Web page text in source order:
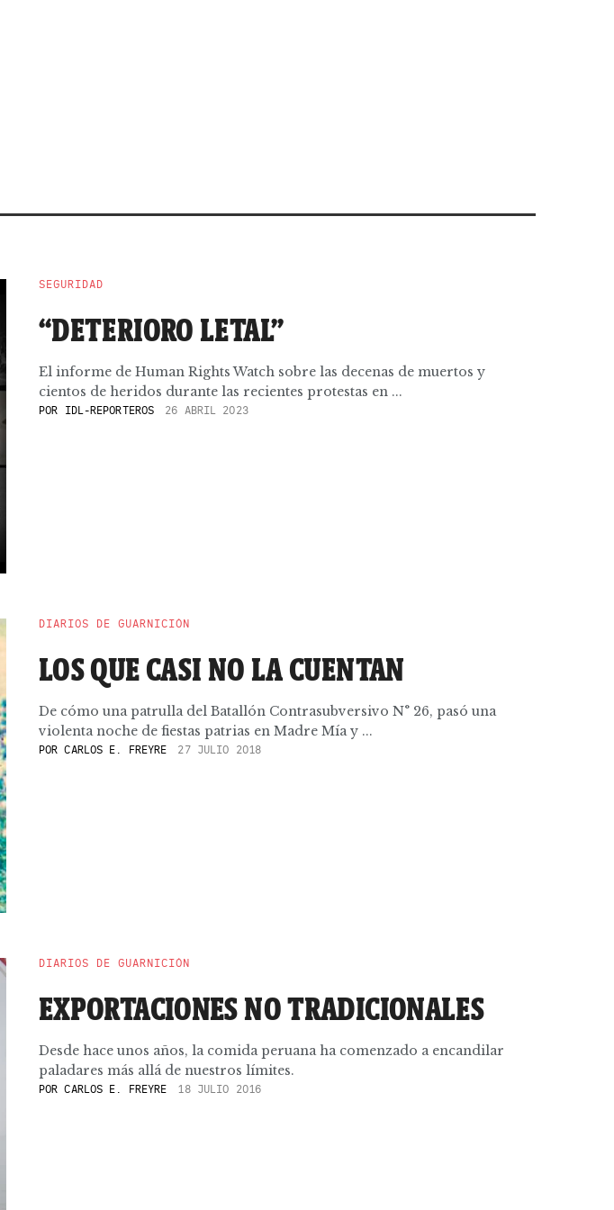
SEGURIDAD
“DETERIORO LETAL”
El informe de Human Rights Watch sobre las decenas de muertos y
cientos de heridos durante las recientes protestas en ...
POR IDL-REPORTEROS 26 ABRIL 2023
DIARIOS DE GUARNICIÓN
LOS QUE CASI NO LA CUENTAN
De cómo una patrulla del Batallón Contrasubversivo N° 26, pasó una
violenta noche de fiestas patrias en Madre Mía y ...
POR CARLOS E. FREYRE 27 JULIO 2018
DIARIOS DE GUARNICIÓN
EXPORTACIONES NO TRADICIONALES
Desde hace unos años, la comida peruana ha comenzado a encandilar
paladares más allá de nuestros límites.
POR CARLOS E. FREYRE 18 JULIO 2016